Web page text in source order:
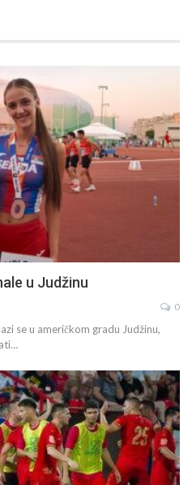
u Judžinu
0
se u američkom gradu Judžinu,